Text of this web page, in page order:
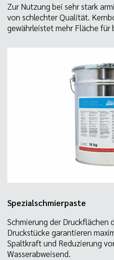
Zur Nutzung bei sehr stark
von schlechter Qualität.
gewährleistet mehr Fläche für
Spezialschmierpaste
Schmierung der Druckflächen
Druckstücke garantieren
Spaltkraft und Reduzierung
Wasserabweisend.